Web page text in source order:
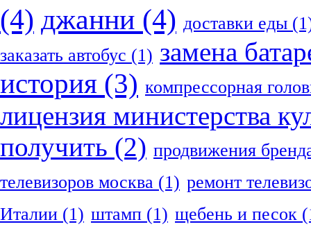
(4) джанни (4) доставки еды
заказать автобус (1) замена
история (3) компрессорная
лицензия министерства
получить (2) продвижения
телевизоров москва (1) ремонт
Италии (1) штамп (1) щебень и песок